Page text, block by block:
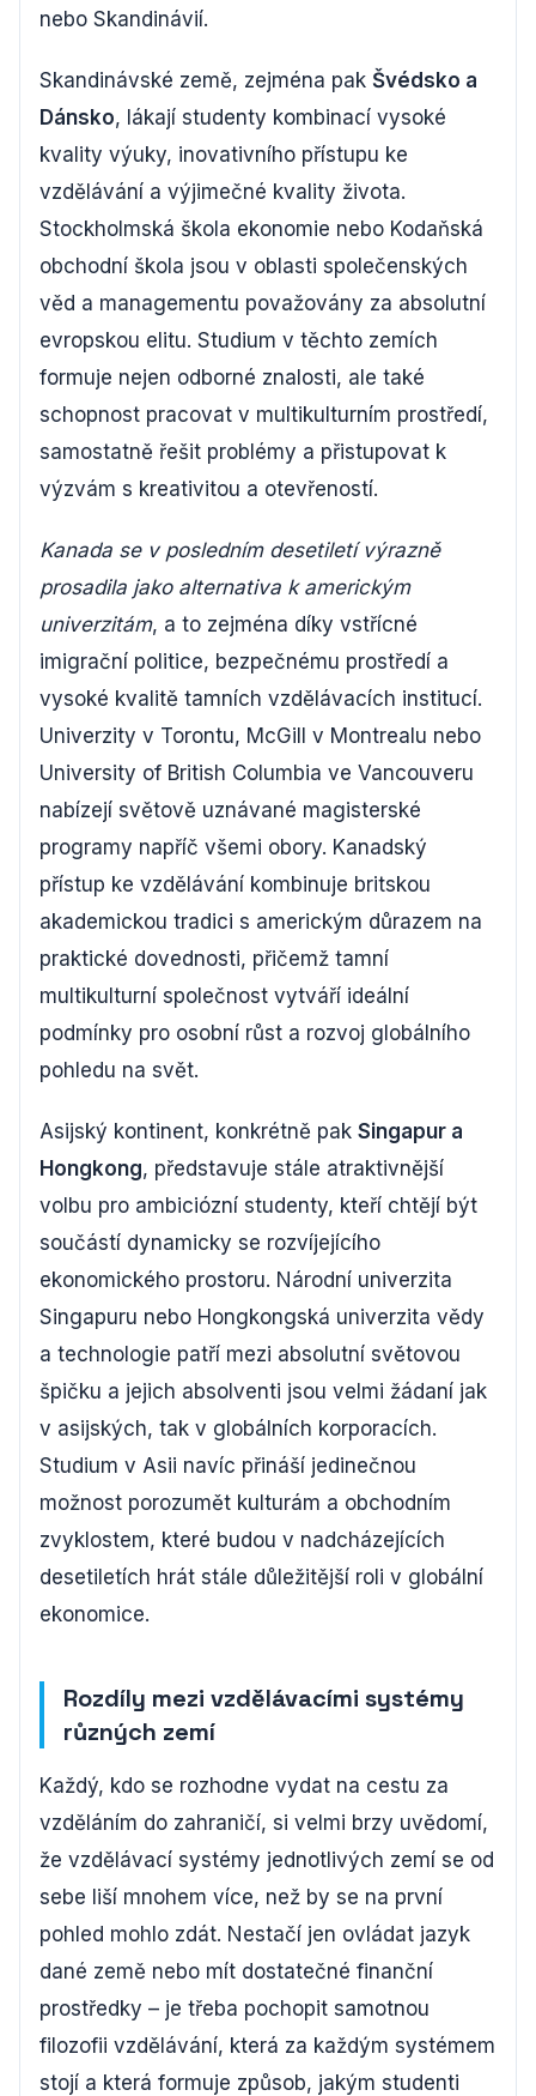
nebo Skandinávií.
Skandinávské země, zejména pak Švédsko a
Dánsko, lákají studenty kombinací vysoké
kvality výuky, inovativního přístupu ke
vzdělávání a výjimečné kvality života.
Stockholmská škola ekonomie nebo Kodaňská
obchodní škola jsou v oblasti společenských
věd a managementu považovány za absolutní
evropskou elitu. Studium v těchto zemích
formuje nejen odborné znalosti, ale také
schopnost pracovat v multikulturním prostředí,
samostatně řešit problémy a přistupovat k
výzvám s kreativitou a otevřeností.
Kanada se v posledním desetiletí výrazně
prosadila jako alternativa k americkým
univerzitám, a to zejména díky vstřícné
imigrační politice, bezpečnému prostředí a
vysoké kvalitě tamních vzdělávacích institucí.
Univerzity v Torontu, McGill v Montrealu nebo
University of British Columbia ve Vancouveru
nabízejí světově uznávané magisterské
programy napříč všemi obory. Kanadský
přístup ke vzdělávání kombinuje britskou
akademickou tradici s americkým důrazem na
praktické dovednosti, přičemž tamní
multikulturní společnost vytváří ideální
podmínky pro osobní růst a rozvoj globálního
pohledu na svět.
Asijský kontinent, konkrétně pak Singapur a
Hongkong, představuje stále atraktivnější
volbu pro ambiciózní studenty, kteří chtějí být
součástí dynamicky se rozvíjejícího
ekonomického prostoru. Národní univerzita
Singapuru nebo Hongkongská univerzita vědy
a technologie patří mezi absolutní světovou
špičku a jejich absolventi jsou velmi žádaní jak
v asijských, tak v globálních korporacích.
Studium v Asii navíc přináší jedinečnou
možnost porozumět kulturám a obchodním
zvyklostem, které budou v nadcházejících
desetiletích hrát stále důležitější roli v globální
ekonomice.
Rozdíly mezi vzdělávacími systémy
různých zemí
Každý, kdo se rozhodne vydat na cestu za
vzděláním do zahraničí, si velmi brzy uvědomí,
že vzdělávací systémy jednotlivých zemí se od
sebe liší mnohem více, než by se na první
pohled mohlo zdát. Nestačí jen ovládat jazyk
dané země nebo mít dostatečné finanční
prostředky – je třeba pochopit samotnou
filozofii vzdělávání, která za každým systémem
stojí a která formuje způsob, jakým studenti